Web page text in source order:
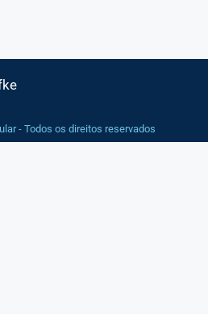
- Todos os direitos reservados